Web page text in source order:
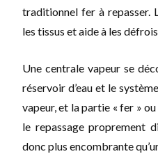
traditionnel fer à repasser.
les tissus et aide à les
Une centrale vapeur se
réservoir d’eau et le
vapeur, et la partie « fer »
le repassage proprement
donc plus encombrante